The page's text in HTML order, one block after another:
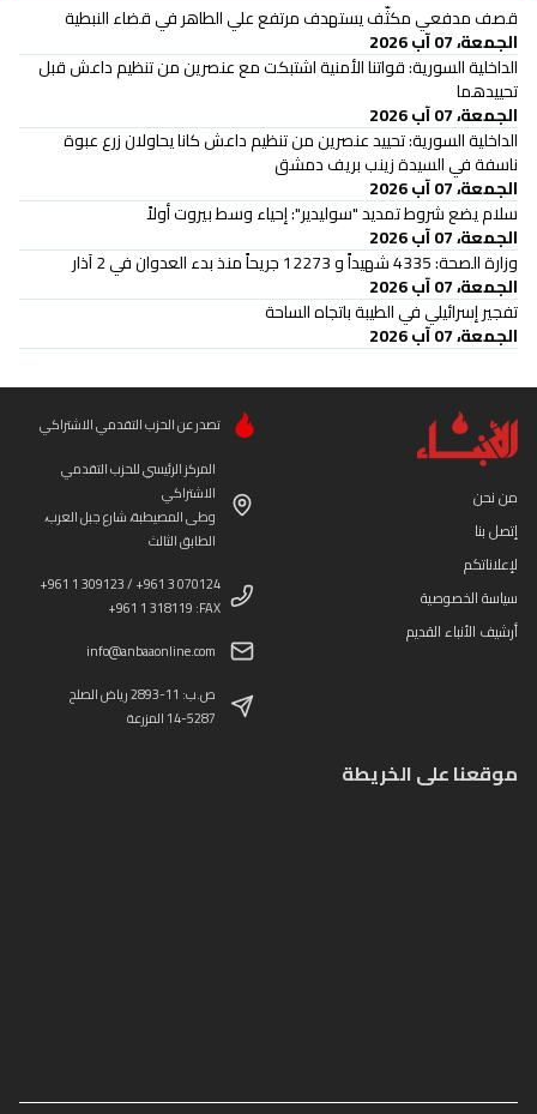
قصف مدفعي مكثّف يستهدف مرتفع علي الطاهر في قضاء النبطية
الجمعة، 07 آب 2026
الداخلية السورية: قواتنا الأمنية اشتبكت مع عنصرين من تنظيم داعش قبل
تحييدهما
الجمعة، 07 آب 2026
الداخلية السورية: تحييد عنصرين من تنظيم داعش كانا يحاولان زرع عبوة
ناسفة في السيدة زينب بريف دمشق
الجمعة، 07 آب 2026
سلام يضع شروط تمديد "سوليدير": إحياء وسط بيروت أولاً
الجمعة، 07 آب 2026
وزارة الصحة: 4335 شهيداً و 12273 جريحاً منذ بدء العدوان في 2 آذار
الجمعة، 07 آب 2026
تفجير إسرائيلي في الطيبة باتجاه الساحة
الجمعة، 07 آب 2026
من نحن
إتصل بنا
لإعلاناتكم
سياسة الخصوصية
أرشيف الأنباء القديم
تصدر عن الحزب التقدمي الاشتراكي
المركز الرئيسي للحزب التقدمي
الاشتراكي
وطى المصيطبة، شارع جبل العرب،
الطابق الثالث
+961 1 309123 / +961 3 070124
+961 1 318119 :FAX
info@anbaaonline.com
ص.ب: 11-2893 رياض الصلح
14-5287 المزرعة
موقعنا على الخريطة